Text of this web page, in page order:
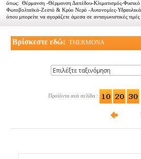
Τα νέα μας
Επικοινωνία
όπως: Θέρμανση -Θέρμανση Δαπέδου-Κλιματισμός-Φυσικό
Φωτοβολταϊκά-Ζεστό & Κρύο Νερό -Αυτονομίες-Υδραυλικά,
όπου μπορείτε να αγοράζετε άμεσα σε ανταγωνιστικές τιμές .
Βρίσκεστε εδώ: THERMONA
Προϊόντα ανά σελίδα :